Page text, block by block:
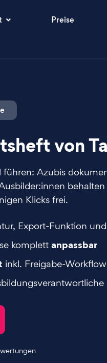
Preise
von
Azubis
Klicks frei.
Export-Funktion
komplettanpassbar
inkl. Freigabe-